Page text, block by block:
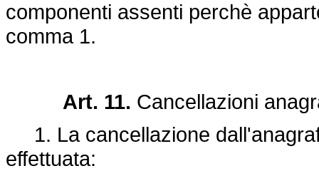
componenti assenti perchè
comma 1.
Art. 11. Cancellazioni
1. La cancellazione
effettuata: